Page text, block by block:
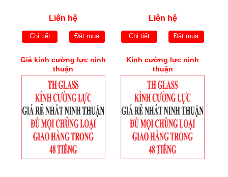
Liên hệ
Chi tiết Đặt mua
Liên hệ
Chi tiết Đặt mua
Giá kính cường lực ninh
thuận
Kính cường lực ninh
thuận